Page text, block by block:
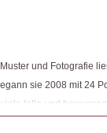
und Fotografie
sie 2008 mit 24
tolle und
Menschen